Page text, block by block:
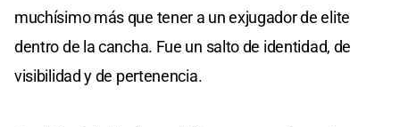
muchísimo más que tener a un exjugador de elite
dentro de la cancha. Fue un salto de identidad, de
visibilidad y de pertenencia.